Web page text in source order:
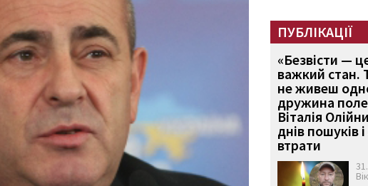
ПУБЛІКАЦІЇ
«Безвісти —
важкий стан.
не живеш
дружина
Віталія
днів пошуків
втрати